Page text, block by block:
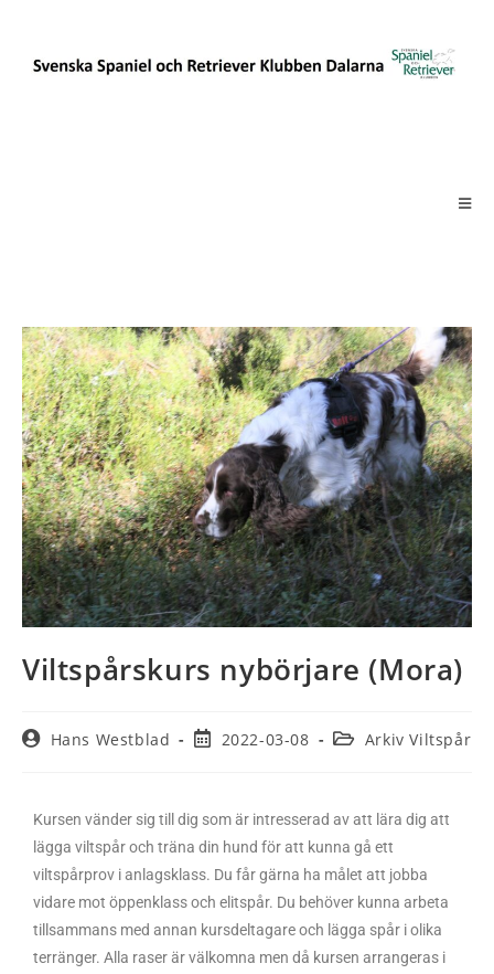
Viltspårskurs nybörjare (Mora)
Hans Westblad 2022-03-08 Arkiv Viltspår
Kursen vänder sig till dig som är intresserad av att lära dig att
lägga viltspår och träna din hund för att kunna gå ett
viltspårprov i anlagsklass. Du får gärna ha målet att jobba
vidare mot öppenklass och elitspår. Du behöver kunna arbeta
tillsammans med annan kursdeltagare och lägga spår i olika
terränger. Alla raser är välkomna men då kursen arrangeras i